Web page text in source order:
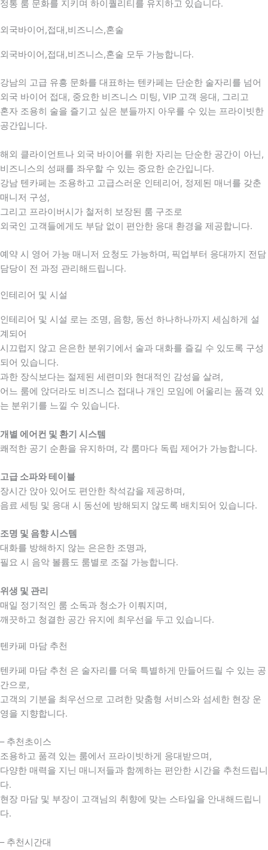
정통 룸 문화를 지키며 하이퀄리티를 유지하고 있습니다.
외국바이어,접대,비즈니스,혼술
외국바이어,접대,비즈니스,혼술 모두 가능합니다.
강남의 고급 유흥 문화를 대표하는 텐카페는 단순한 술자리를 넘어
외국 바이어 접대, 중요한 비즈니스 미팅, VIP 고객 응대, 그리고
혼자 조용히 술을 즐기고 싶은 분들까지 아우를 수 있는 프라이빗한
공간입니다.
해외 클라이언트나 외국 바이어를 위한 자리는 단순한 공간이 아닌,
비즈니스의 성패를 좌우할 수 있는 중요한 순간입니다.
강남 텐카페는 조용하고 고급스러운 인테리어, 정제된 매너를 갖춘
매니저 구성,
그리고 프라이버시가 철저히 보장된 룸 구조로
외국인 고객들에게도 부담 없이 편안한 응대 환경을 제공합니다.
예약 시 영어 가능 매니저 요청도 가능하며, 픽업부터 응대까지 전담
담당이 전 과정 관리해드립니다.
인테리어 및 시설
인테리어 및 시설 로는 조명, 음향, 동선 하나하나까지 세심하게 설
계되어
시끄럽지 않고 은은한 분위기에서 술과 대화를 즐길 수 있도록 구성
되어 있습니다.
과한 장식보다는 절제된 세련미와 현대적인 감성을 살려,
어느 룸에 앉더라도 비즈니스 접대나 개인 모임에 어울리는 품격 있
는 분위기를 느낄 수 있습니다.
개별 에어컨 및 환기 시스템
쾌적한 공기 순환을 유지하며, 각 룸마다 독립 제어가 가능합니다.
고급 소파와 테이블
장시간 앉아 있어도 편안한 착석감을 제공하며,
음료 세팅 및 응대 시 동선에 방해되지 않도록 배치되어 있습니다.
조명 및 음향 시스템
대화를 방해하지 않는 은은한 조명과,
필요 시 음악 볼륨도 룸별로 조절 가능합니다.
위생 및 관리
매일 정기적인 룸 소독과 청소가 이뤄지며,
깨끗하고 청결한 공간 유지에 최우선을 두고 있습니다.
텐카페 마담 추천
텐카페 마담 추천 은 술자리를 더욱 특별하게 만들어드릴 수 있는 공
간으로,
고객의 기분을 최우선으로 고려한 맞춤형 서비스와 섬세한 현장 운
영을 지향합니다.
– 추천초이스
조용하고 품격 있는 룸에서 프라이빗하게 응대받으며,
다양한 매력을 지닌 매니저들과 함께하는 편안한 시간을 추천드립니
다.
현장 마담 및 부장이 고객님의 취향에 맞는 스타일을 안내해드립니
다.
– 추천시간대